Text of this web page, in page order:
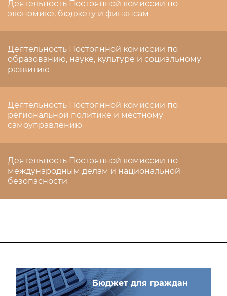
Деятельность Постоянной комиссии по
экономике, бюджету и финансам
Деятельность Постоянной комиссии по
образованию, науке, культуре и социальному
развитию
Деятельность Постоянной комиссии по
региональной политике и местному
самоуправлению
Деятельность Постоянной комиссии по
международным делам и национальной
безопасности
Бюджет для граждан